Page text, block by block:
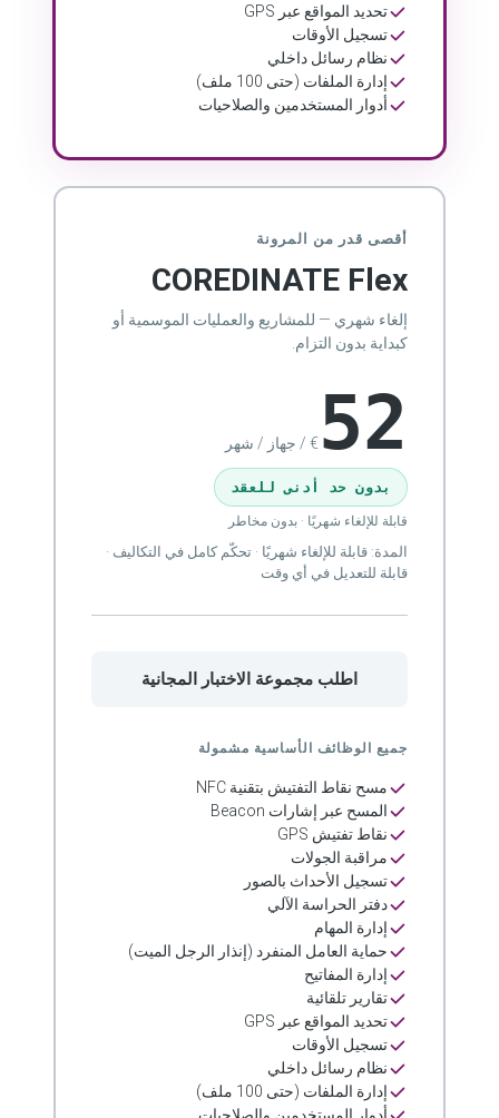
تحديد المواقع عبر GPS
تسجيل الأوقات
نظام رسائل داخلي
إدارة الملفات (حتى 100 ملف)
أدوار المستخدمين والصلاحيات
أقصى قدر من المرونة
COREDINATE Flex
إلغاء شهري — للمشاريع والعمليات الموسمية أو
كبداية بدون التزام.
52 € / جهاز / شهر
بدون حد أدنى للعقد
قابلة للإلغاء شهريًا · بدون مخاطر
المدة: قابلة للإلغاء شهريًا · تحكّم كامل في التكاليف ·
قابلة للتعديل في أي وقت
اطلب مجموعة الاختبار المجانية
جميع الوظائف الأساسية مشمولة
مسح نقاط التفتيش بتقنية NFC
المسح عبر إشارات Beacon
نقاط تفتيش GPS
مراقبة الجولات
تسجيل الأحداث بالصور
دفتر الحراسة الآلي
إدارة المهام
حماية العامل المنفرد (إنذار الرجل الميت)
إدارة المفاتيح
تقارير تلقائية
تحديد المواقع عبر GPS
تسجيل الأوقات
نظام رسائل داخلي
إدارة الملفات (حتى 100 ملف)